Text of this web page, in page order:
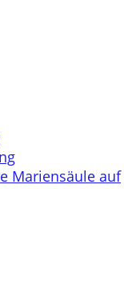
Mariensäule auf